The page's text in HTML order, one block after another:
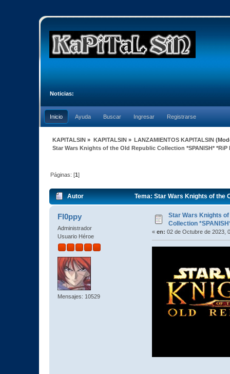
Noticias:
Inicio Ayuda Buscar Ingresar Registrarse
KAPITALSIN » KAPITALSIN» LANZAMIENTOS KAPITALSIN
Star Wars Knights of the Old Republic Collection *SPANISH* *RiP
Páginas: [1]
Autor Tema: Star Wars Knights of the
veces)
Fl0ppy
Administrador
Usuario Héroe
Mensajes: 10529
Star Wars Knights
Collection
« en: 02 de Octubre de 2023,